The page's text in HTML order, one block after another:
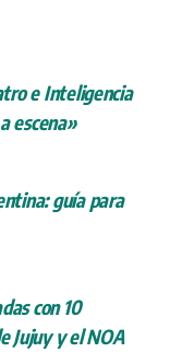
e Inteligencia
escena»
guía para
con 10
Jujuy y el NOA